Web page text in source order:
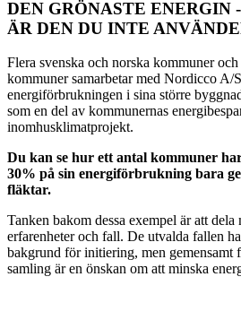
DEN GRÖNASTE ENERGIN -
ÄR DEN DU INTE
Flera svenska och norska kommuner
kommuner samarbetar med Nordicco A/
energiförbrukningen i sina större
som en del av kommunernas
inomhusklimatprojekt.
Du kan se hur ett antal kommuner
30% på sin energiförbrukning bara
fläktar.
Tanken bakom dessa exempel är att dela
erfarenheter och fall. De utvalda fallen
bakgrund för initiering, men gemensamt
samling är en önskan om att minska